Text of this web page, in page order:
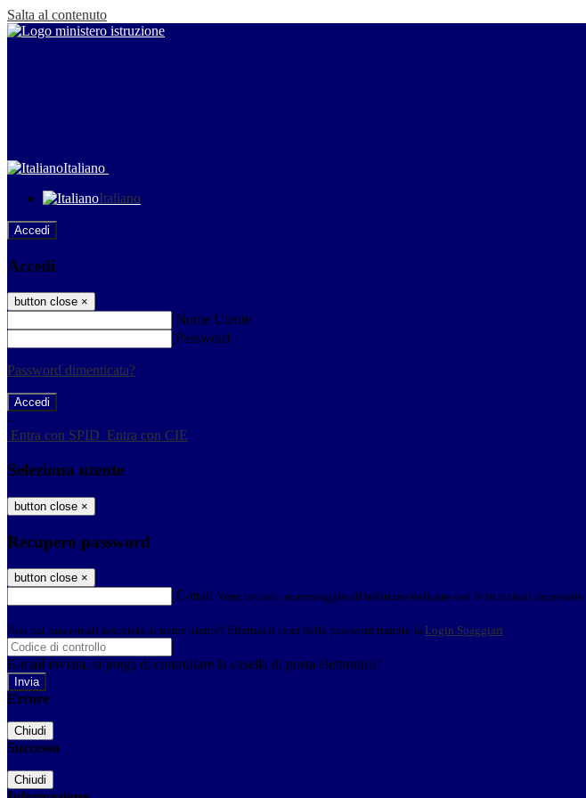
Salta al contenuto
Italiano
Italiano
Accedi
Accedi
button close ×
Nome Utente
Password
Password dimenticata?
-
Entra con SPID Entra con CIE
Seleziona utente
button close ×
Recupero password
button close ×
E-mail Verrà inviato un messaggio all'indirizzo indicato con le istruzioni necessarie.
Non hai una e-mail associata al nome utente? Effettua il reset della password tramite la Login Spaggiari
E-mail inviata, si prega di controllare la casella di posta elettronica!
Errore
Chiudi
Successo
Chiudi